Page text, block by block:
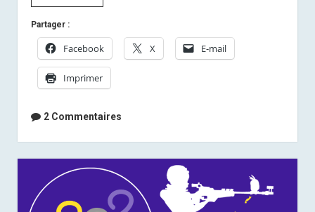
pronostics
Partager :
Facebook X E-mail
Imprimer
2 Commentaires